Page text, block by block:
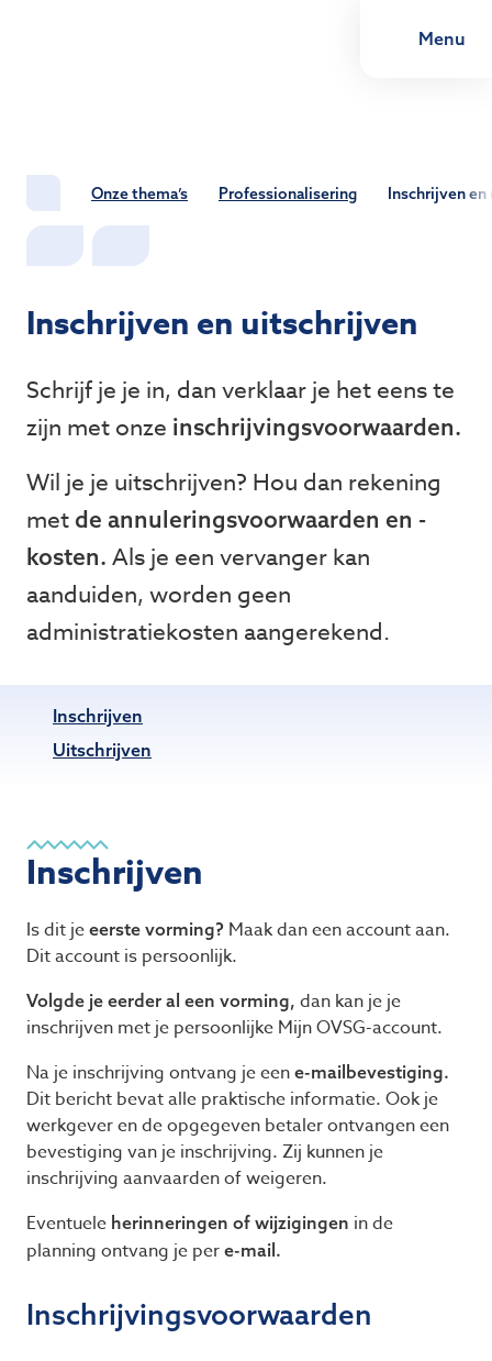
Menu
Onze thema’s Professionalisering Inschrijven
Inschrijven en uitschrijven
Schrijf je je in, dan verklaar je het eens te
zijn met onze inschrijvingsvoorwaarden.
Wil je je uitschrijven? Hou dan rekening
met de annuleringsvoorwaarden en -
kosten. Als je een vervanger kan
aanduiden, worden geen
administratiekosten aangerekend.
Inschrijven
Uitschrijven
Inschrijven
Is dit je eerste vorming? Maak dan een account aan.
Dit account is persoonlijk.
Volgde je eerder al een vorming, dan kan je je
inschrijven met je persoonlijke Mijn OVSG-account.
Na je inschrijving ontvang je een e-mailbevestiging.
Dit bericht bevat alle praktische informatie. Ook je
werkgever en de opgegeven betaler ontvangen een
bevestiging van je inschrijving. Zij kunnen je
inschrijving aanvaarden of weigeren.
Eventuele herinneringen of wijzigingen in de
planning ontvang je per e-mail.
Inschrijvingsvoorwaarden